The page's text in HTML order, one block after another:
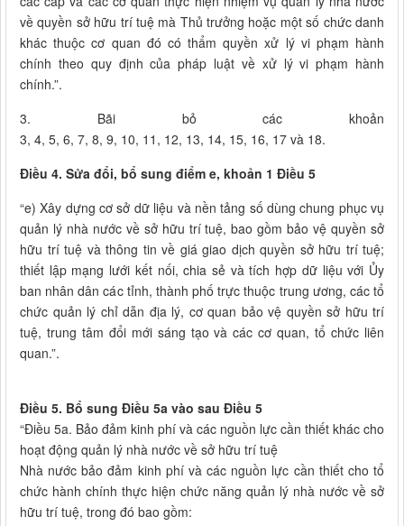
về quyền sở hữu trí tuệ mà Thủ trưởng hoặc một số chức danh
khác thuộc cơ quan đó có thẩm quyền xử lý vi phạm hành
chính theo quy định của pháp luật về xử lý vi phạm hành
chính.”.
3. Bãi bỏ các khoản
3, 4, 5, 6, 7, 8, 9, 10, 11, 12, 13, 14, 15, 16, 17 và 18.
Điều 4. Sửa đổi, bổ sung điểm e, khoản 1 Điều 5
“e) Xây dựng cơ sở dữ liệu và nền tảng số dùng chung phục vụ
quản lý nhà nước về sở hữu trí tuệ, bao gồm bảo vệ quyền sở
hữu trí tuệ và thông tin về giá giao dịch quyền sở hữu trí tuệ;
thiết lập mạng lưới kết nối, chia sẻ và tích hợp dữ liệu với Ủy
ban nhân dân các tỉnh, thành phố trực thuộc trung ương, các tổ
chức quản lý chỉ dẫn địa lý, cơ quan bảo vệ quyền sở hữu trí
tuệ, trung tâm đổi mới sáng tạo và các cơ quan, tổ chức liên
quan.”.
Điều 5. Bổ sung Điều 5a vào sau Điều 5
“Điều 5a. Bảo đảm kinh phí và các nguồn lực cần thiết khác cho
hoạt động quản lý nhà nước về sở hữu trí tuệ
Nhà nước bảo đảm kinh phí và các nguồn lực cần thiết cho tổ
chức hành chính thực hiện chức năng quản lý nhà nước về sở
hữu trí tuệ, trong đó bao gồm: